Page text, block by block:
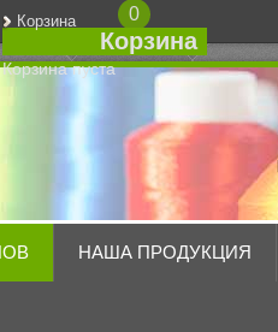
Корзина 0
Корзина
Корзина пуста
НАША ПРОДУКЦИЯ